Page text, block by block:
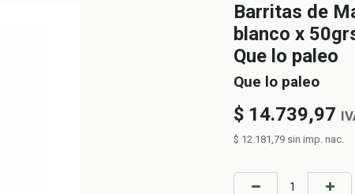
Barritas de
blanco x
Que lo paleo
Que lo paleo
$ 14.739,97
$ 12.181,79 sin imp. nac.